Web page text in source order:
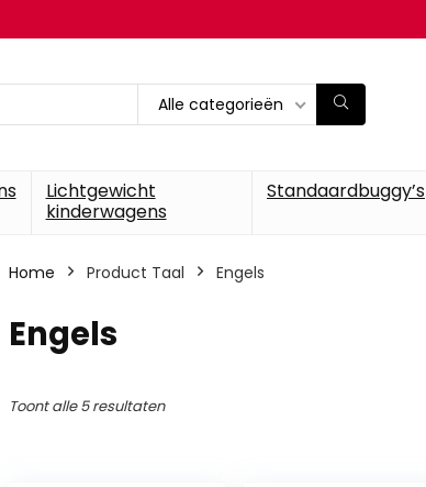
Alle categorieën
Lichtgewicht
kinderwagens
Standaardbuggy’s
Home Product Taal ‎Engels
‎Engels
Toont alle 5 resultaten